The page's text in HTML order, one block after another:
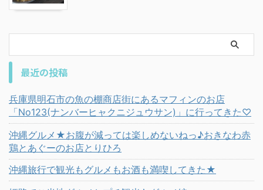
最近の投稿
兵庫県明石市の魚の棚商店街にあるマフィンのお店
「No123(ナンバーヒャクニジュウサン)」に行ってきた♡
沖縄グルメ★お腹が減っては楽しめないねっ♪おきなわ赤
鶏とあぐーのお店とりひろ
沖縄旅行で観光もグルメもお酒も満喫してきた★